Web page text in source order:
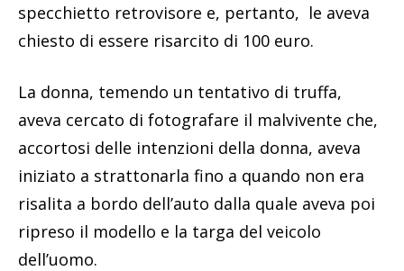
specchietto retrovisore e, pertanto, le aveva
chiesto di essere risarcito di 100 euro.
La donna, temendo un tentativo di truffa,
aveva cercato di fotografare il malvivente che,
accortosi delle intenzioni della donna, aveva
iniziato a strattonarla fino a quando non era
risalita a bordo dell’auto dalla quale aveva poi
ripreso il modello e la targa del veicolo
dell’uomo.